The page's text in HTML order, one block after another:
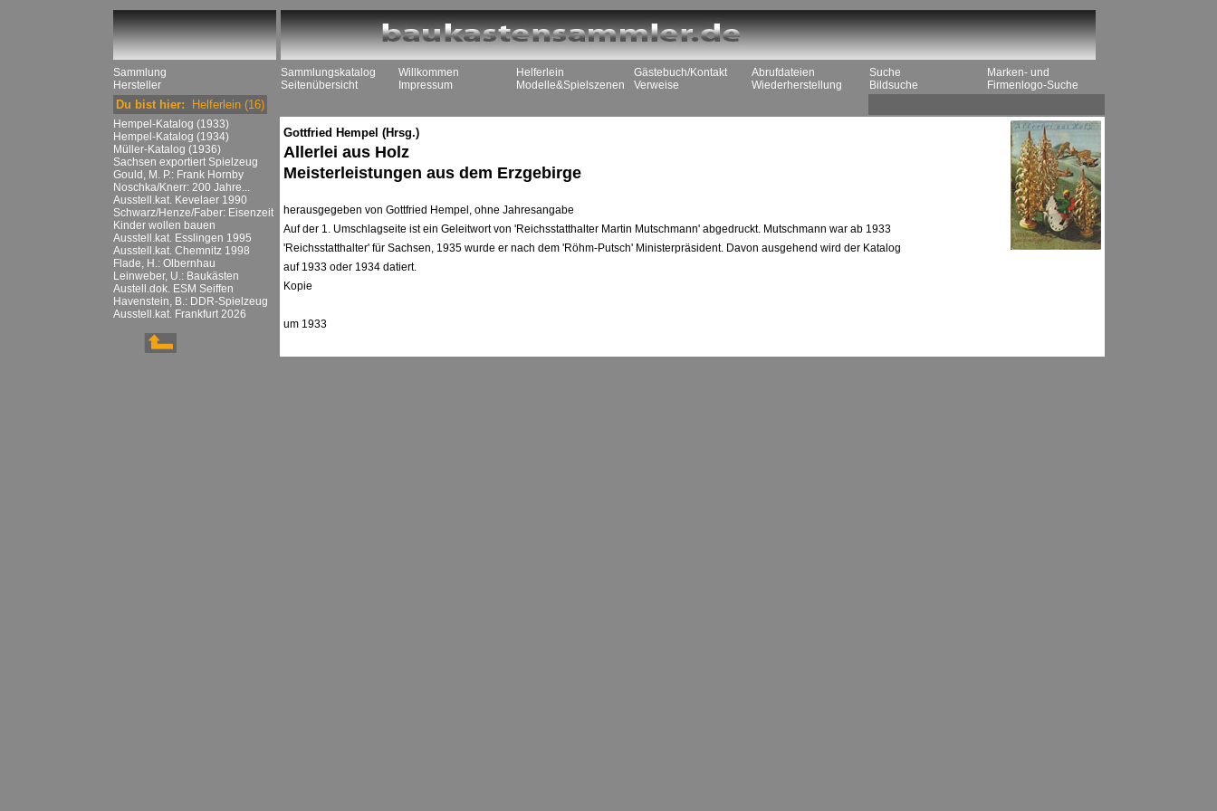
Sammlung
Hersteller
Sammlungskatalog
Seitenübersicht
Willkommen
Impressum
Helferlein
Modelle&Spielszenen
Gästebuch/Kontakt
Verweise
Abrufdateien
Wiederherstellung
Suche
Bildsuche
Marken- und
Firmenlogo-Suche
Du bist hier: Helferlein (16)
Hempel-Katalog (1933)
Hempel-Katalog (1934)
Müller-Katalog (1936)
Sachsen exportiert Spielzeug
Gould, M. P.: Frank Hornby
Noschka/Knerr: 200 Jahre...
Ausstell.kat. Kevelaer 1990
Schwarz/Henze/Faber: Eisenzeit
Kinder wollen bauen
Ausstell.kat. Esslingen 1995
Ausstell.kat. Chemnitz 1998
Flade, H.: Olbernhau
Leinweber, U.: Baukästen
Austell.dok. ESM Seiffen
Havenstein, B.: DDR-Spielzeug
Ausstell.kat. Frankfurt 2026
Gottfried Hempel (Hrsg.)
Allerlei aus Holz
Meisterleistungen aus dem Erzgebirge
herausgegeben von Gottfried Hempel, ohne Jahresangabe
Auf der 1. Umschlagseite ist ein Geleitwort von 'Reichsstatthalter Martin Mutschmann' abgedruckt. Mutschmann war ab 1933
'Reichsstatthalter' für Sachsen, 1935 wurde er nach dem 'Röhm-Putsch' Ministerpräsident. Davon ausgehend wird der Katalog
auf 1933 oder 1934 datiert.
Kopie
um 1933